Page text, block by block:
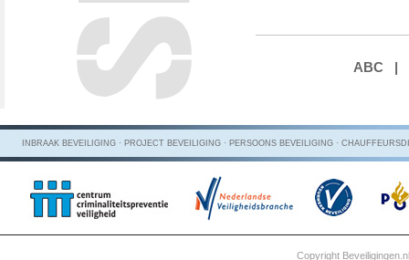
ABC
INBRAAK BEVEILIGING · PROJECT BEVEILIGING · PERSOONS BEVEILIGING ·
Copyright